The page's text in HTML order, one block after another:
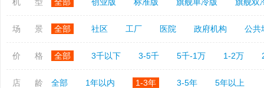
场 景 全部 社区 工厂 医院 政府机构 公共
价 格 全部 3千以下 3-5千 5千-1万 1-2万
店 龄 全部 1年以内 1-3年 3-5年 5年以上